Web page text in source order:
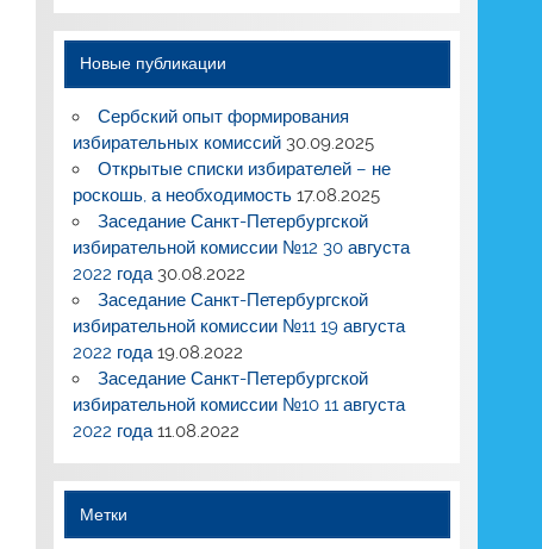
Новые публикации
Сербский опыт формирования
избирательных комиссий 30.09.2025
Открытые списки избирателей – не
роскошь, а необходимость 17.08.2025
Заседание Санкт-Петербургской
избирательной комиссии №12 30 августа
2022 года 30.08.2022
Заседание Санкт-Петербургской
избирательной комиссии №11 19 августа
2022 года 19.08.2022
Заседание Санкт-Петербургской
избирательной комиссии №10 11 августа
2022 года 11.08.2022
Метки